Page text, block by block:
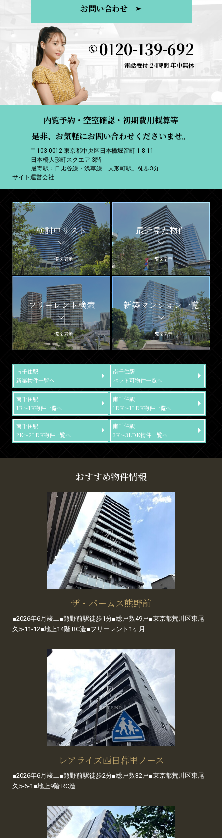
お問い合わせ
0120-139-692
電話受付 24時間 年中無休
内覧予約・空室確認・初期費用概算等
是非、お気軽にお問い合わせくださいませ。
〒103-0012 東京都中央区日本橋堀留町 1-8-11
日本橋人形町スクエア 3階
最寄駅：日比谷線・浅草線「人形町駅」徒歩3分
サイト運営会社
検討中リスト
一覧を表示
最近見た物件
一覧を表示
フリーレント検索
一覧を表示
新築マンション一覧
一覧を表示
南千住駅
新築物件一覧へ
南千住駅
ペット可物件一覧へ
南千住駅
1R～1K物件一覧へ
南千住駅
1DK～1LDK物件一覧へ
南千住駅
2K～2LDK物件一覧へ
南千住駅
3K～3LDK物件一覧へ
おすすめ物件情報
ザ・パームス熊野前
■2026年6月竣工■熊野前駅徒歩1分■総戸数49戸■東京都荒川区東尾
久5-11-12■地上14階 RC造■フリーレント1ヶ月
レアライズ西日暮里ノース
■2026年6月竣工■熊野前駅徒歩2分■総戸数32戸■東京都荒川区東尾
久5-6-1■地上9階 RC造